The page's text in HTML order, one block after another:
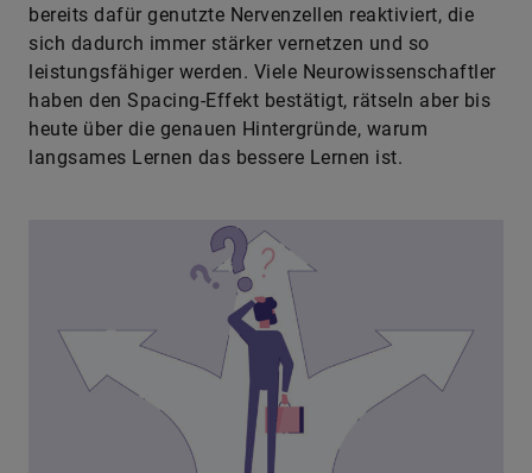
bereits dafür genutzte Nervenzellen reaktiviert, die
sich dadurch immer stärker vernetzen und so
leistungsfähiger werden. Viele Neurowissenschaftler
haben den ­Spacing-Effekt bestätigt, rätseln aber bis
heute über die genauen Hintergründe, warum
langsames Lernen das bessere Lernen ist.